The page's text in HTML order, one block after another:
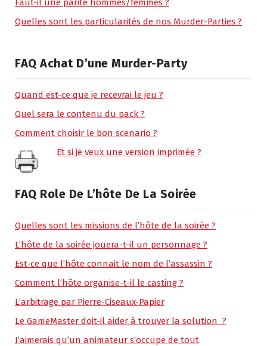
Faut-il une parité hommes/femmes ?
Quelles sont les particularités de nos Murder-Parties ?
FAQ Achat D’une Murder-Party
Quand est-ce que je recevrai le jeu ?
Quel sera le contenu du pack ?
Comment choisir le bon scenario ?
Et si je veux une version imprimée ?
FAQ Role De L’hôte De La Soirée
Quelles sont les missions de l’hôte de la soirée ?
L’hôte de la soirée jouera-t-il un personnage ?
Est-ce que l’hôte connait le nom de l’assassin ?
Comment l’hôte organise-t-il le casting ?
L’arbitrage par Pierre-Ciseaux-Papier
Le GameMaster doit-il aider à trouver la solution ?
J’aimerais qu’un animateur s’occupe de tout